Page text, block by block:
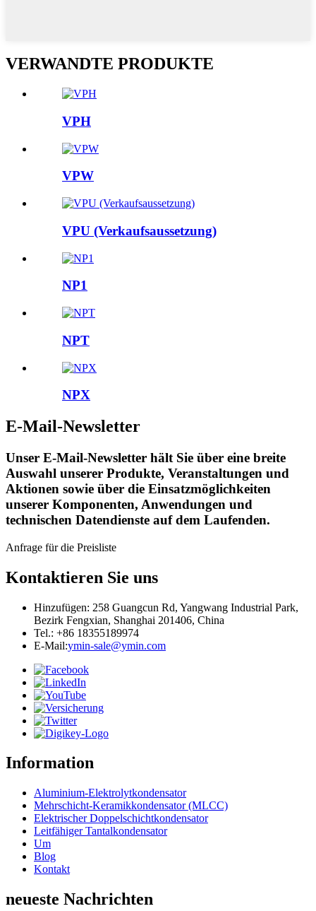
VERWANDTE PRODUKTE
VPH
VPW
VPU (Verkaufsaussetzung)
NP1
NPT
NPX
E-Mail-Newsletter
Unser E-Mail-Newsletter hält Sie über eine breite
Auswahl unserer Produkte, Veranstaltungen und
Aktionen sowie über die Einsatzmöglichkeiten
unserer Komponenten, Anwendungen und
technischen Datendienste auf dem Laufenden.
Anfrage für die Preisliste
Kontaktieren Sie uns
Hinzufügen: 258 Guangcun Rd, Yangwang Industrial Park,
Bezirk Fengxian, Shanghai 201406, China
Tel.: +86 18355189974
E-Mail:ymin-sale@ymin.com
Information
Aluminium-Elektrolytkondensator
Mehrschicht-Keramikkondensator (MLCC)
Elektrischer Doppelschichtkondensator
Leitfähiger Tantalkondensator
Um
Blog
Kontakt
neueste Nachrichten